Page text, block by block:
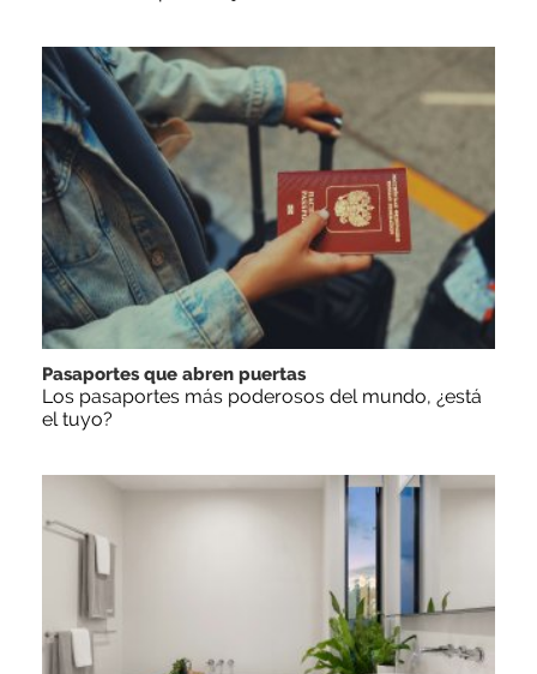
Pasaportes que abren puertas
Los pasaportes más poderosos del mundo, ¿está
el tuyo?